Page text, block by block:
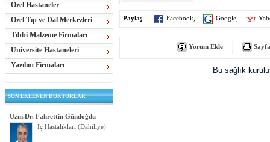
Özel Hastaneler
Özel Tıp ve Dal Merkezleri
Tıbbi Malzeme Firmaları
Üniversite Hastaneleri
Yazılım Firmaları
SON EKLENEN DOKTORLAR
Uzm.Dr. Fahrettin Gündoğdu
İç Hastalıkları (Dahiliye)
Paylaş : Facebook Google
Yorum Ekle
Bu sağlık